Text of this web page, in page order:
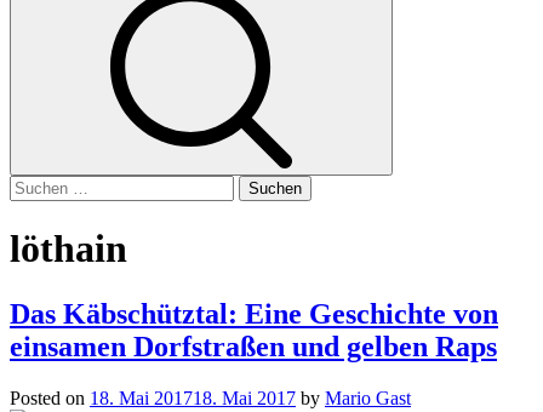
Suchen
nach:
löthain
Das Käbschütztal: Eine Geschichte von
einsamen Dorfstraßen und gelben Raps
Posted on 18. Mai 201718. Mai 2017 by Mario Gast